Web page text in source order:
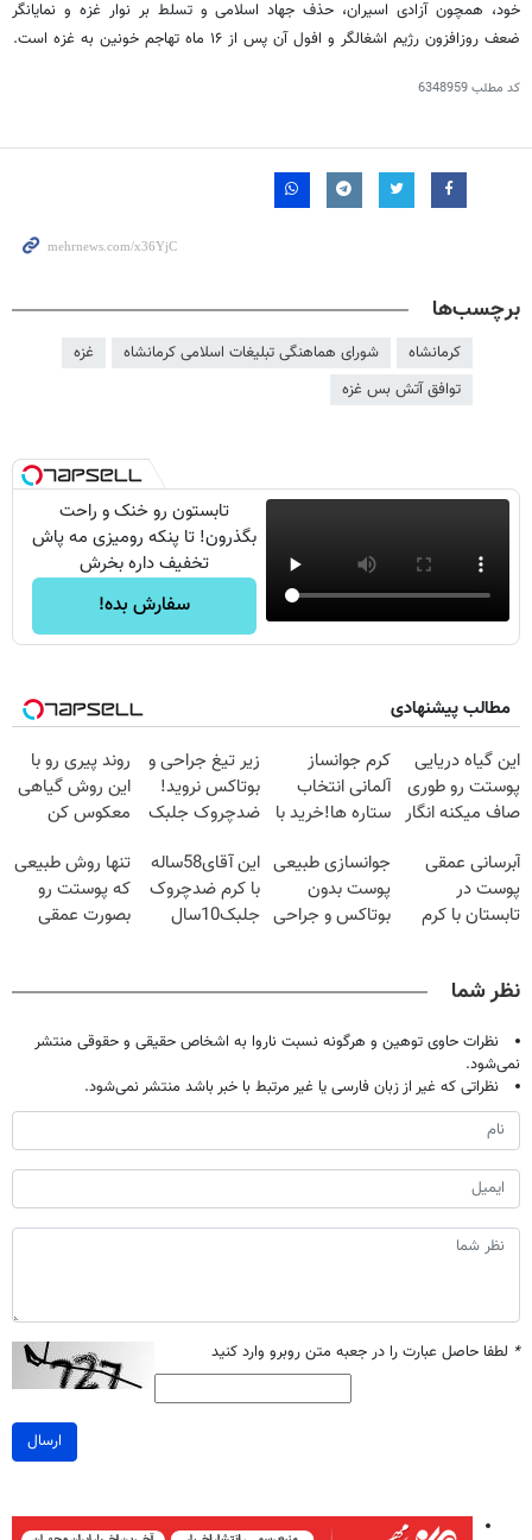
خود، همچون آزادی اسیران، حذف جهاد اسلامی و تسلط بر نوار غزه و نمایانگر
ضعف روزافزون رژیم اشغالگر و افول آن پس از ۱۶ ماه تهاجم خونین به غزه است.
کد مطلب6348959
برچسب‌ها
کرمانشاه شورای هماهنگی تبلیغات اسلامی کرمانشاه
غزه
توافق آتش بس غزه
تابستون رو خنک و راحت
بگذرون! تا پنکه رومیزی مه پاش
تخفیف داره بخرش
سفارش بده!
مطالب پیشنهادی
این گیاه دریایی
پوستت رو طوری
صاف میکنه انگار
شدی🔥
کرم جوانساز
آلمانی انتخاب
ستاره ها!خرید با
زیر تیغ جراحی و
بوتاکس نروید!
ضدچروک جلبک
روند پیری رو با
این روش گیاهی
معکوس کن
آبرسانی عمقی
پوست در
تابستان با کرم
جوانسازی طبیعی
پوست بدون
بوتاکس و جراحی
این آقای58ساله
با کرم ضدچروک
جلبک10سال
تخفیف)
تنها روش طبیعی
که پوستت رو
بصورت عمقی
نظر شما
نظرات حاوی توهین و هرگونه نسبت ناروا به اشخاص حقیقی و حقوقی منتشر
نمی‌شود.
نظراتی که غیر از زبان فارسی یا غیر مرتبط با خبر باشد منتشر نمی‌شود.
* لطفا حاصل عبارت را در جعبه متن روبرو وارد کنید
ارسال